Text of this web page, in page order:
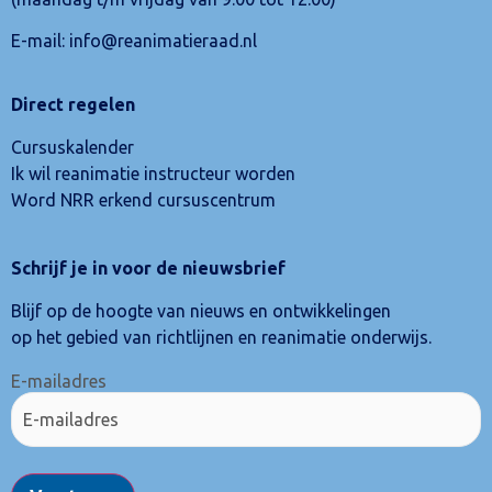
E-mail: info@reanimatieraad.nl
Direct regelen
Cursuskalender
Ik wil reanimatie instructeur worden
Word NRR erkend cursuscentrum
Schrijf je in voor de nieuwsbrief
Blijf op de hoogte van nieuws en ontwikkelingen
op het gebied van richtlijnen en reanimatie onderwijs.
E-mailadres